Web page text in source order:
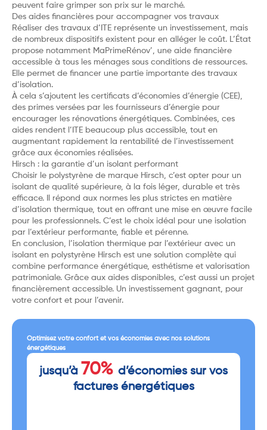
peuvent faire grimper son prix sur le marché.
Des aides financières pour accompagner vos travaux
Réaliser des travaux d’ITE représente un investissement, mais
de nombreux dispositifs existent pour en alléger le coût. L’État
propose notamment MaPrimeRénov’, une aide financière
accessible à tous les ménages sous conditions de ressources.
Elle permet de financer une partie importante des travaux
d’isolation.
À cela s’ajoutent les certificats d’économies d’énergie (CEE),
des primes versées par les fournisseurs d’énergie pour
encourager les rénovations énergétiques. Combinées, ces
aides rendent l’ITE beaucoup plus accessible, tout en
augmentant rapidement la rentabilité de l’investissement
grâce aux économies réalisées.
Hirsch : la garantie d’un isolant performant
Choisir le polystyrène de marque Hirsch, c’est opter pour un
isolant de qualité supérieure, à la fois léger, durable et très
efficace. Il répond aux normes les plus strictes en matière
d’isolation thermique, tout en offrant une mise en œuvre facile
pour les professionnels. C’est le choix idéal pour une isolation
par l’extérieur performante, fiable et pérenne.
En conclusion, l’isolation thermique par l’extérieur avec un
isolant en polystyrène Hirsch est une solution complète qui
combine performance énergétique, esthétisme et valorisation
patrimoniale. Grâce aux aides disponibles, c’est aussi un projet
financièrement accessible. Un investissement gagnant, pour
votre confort et pour l’avenir.
Optimisez votre confort et vos économies avec nos solutions
énergétiques
jusqu’à 70% d’économies sur vos
factures énergétiques